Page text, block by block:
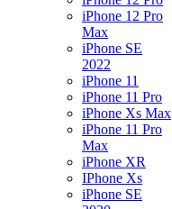
iPhone 12 Pro
Max
iPhone SE
2022
iPhone 11
iPhone 11 Pro
iPhone Xs Max
iPhone 11 Pro
Max
iPhone XR
IPhone Xs
iPhone SE